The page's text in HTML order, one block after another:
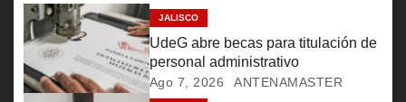
ó
n
JALISCO
UdeG abre becas para titulación de
personal administrativo
Ago 7, 2026 ANTENAMASTER